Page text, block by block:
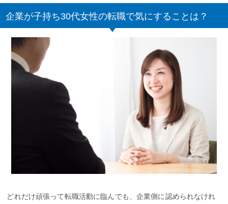
企業が子持ち30代女性の転職で気にすることは？
どれだけ頑張って転職活動に臨んでも、企業側に認められなけれ